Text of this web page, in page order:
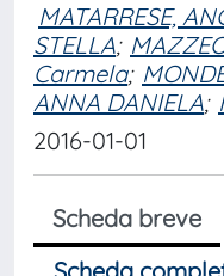
MATARRESE,
STELLA;
Carmela;
ANNA DANIELA;
2016-01-01
Scheda breve